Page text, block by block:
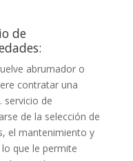
de
abrumador o
contratar una
servicio de
de la selección de
el mantenimiento y
que le permite